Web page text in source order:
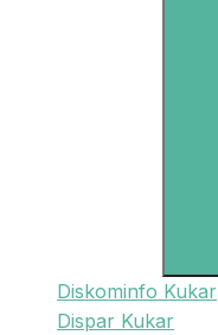
Diskominfo Kukar
Dispar Kukar